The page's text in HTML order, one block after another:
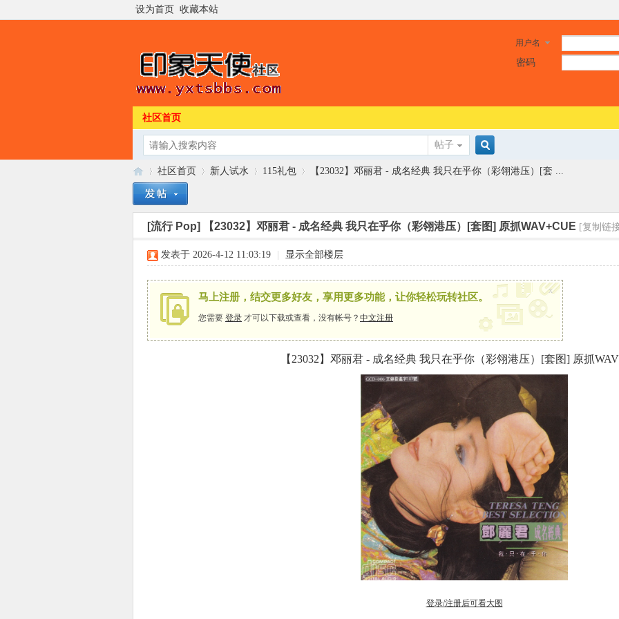
设为首页 收藏本站
用户名
密码
社区首页
帖子
搜
索
»
社区首页
›
新人试水
›
115礼包
›
【23032】邓丽君 - 成名经典 我只在乎你（彩翎港压）[套 ...
[流行 Pop] 【23032】邓丽君 - 成名经典 我只在乎你（彩翎港压）[套图] 原抓WAV+CUE [复制链
发表于 2026-4-12 11:03:19 显示全部楼层
马上注册，结交更多好友，享用更多功能，让你轻松玩转社区。
您需要 登录 才可以下载或查看，没有帐号？ 中文注册
x
【23032】邓丽君 - 成名经典 我只在乎你（彩翎港压）[套图] 原抓
登录/注册后可看大图